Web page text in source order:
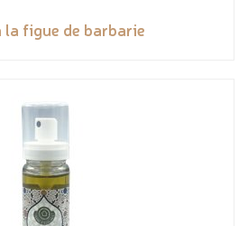
la figue de barbarie